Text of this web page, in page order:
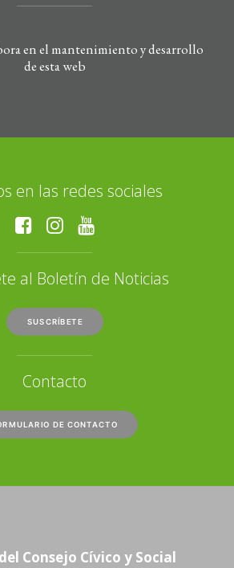
en el mantenimiento y desarrollo
de esta web
en las redes sociales
al Boletín de Noticias
SUSCRÍBETE
Contacto
DE CONTACTO
Consejo Cívico y Social